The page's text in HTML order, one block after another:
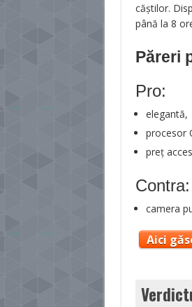
căștilor.
până la 8
Păreri
Pro:
elegantă,
procesor
preț
Contra:
camera
Aici